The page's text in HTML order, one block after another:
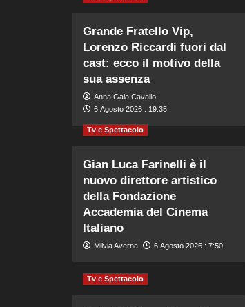
Grande Fratello Vip,
Lorenzo Riccardi fuori dal
cast: ecco il motivo della
sua assenza
Anna Gaia Cavallo
6 Agosto 2026 : 19:35
Tv e Spettacolo
Gian Luca Farinelli è il
nuovo direttore artistico
della Fondazione
Accademia del Cinema
Italiano
Milvia Averna 6 Agosto 2026 : 7:50
Tv e Spettacolo